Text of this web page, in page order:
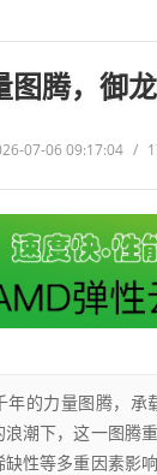
图腾，御
07-06 09:17:04 /
年的力量图腾，
潮下，这一图腾
性等多重因素影